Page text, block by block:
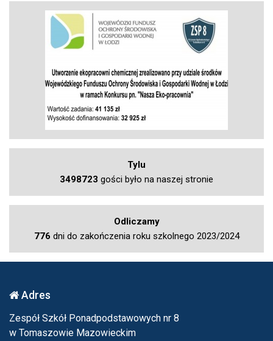
Tylu
3498723 gości było na naszej stronie
Odliczamy
776 dni do zakończenia roku szkolnego 2023/2024
Adres
Zespół Szkół Ponadpodstawowych nr 8
w Tomaszowie Mazowieckim